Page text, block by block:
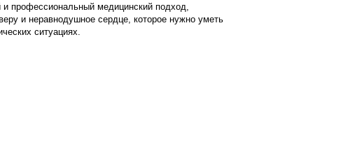
профессиональный медицинский подход,
и неравнодушное сердце, которое нужно уметь
ситуациях.